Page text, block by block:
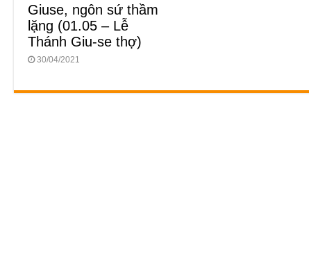
Giuse, ngôn sứ thầm
lặng (01.05 – Lễ
Thánh Giu-se thợ)
30/04/2021